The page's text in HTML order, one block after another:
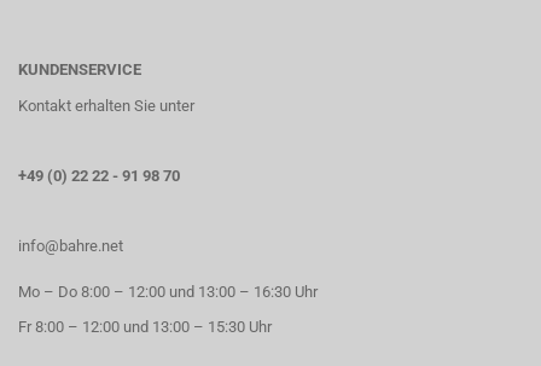
KUNDENSERVICE
Kontakt erhalten Sie unter
+49 (0) 22 22 - 91 98 70
info@bahre.net
Mo – Do 8:00 – 12:00 und 13:00 – 16:30 Uhr
Fr 8:00 – 12:00 und 13:00 – 15:30 Uhr